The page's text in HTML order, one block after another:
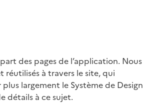
des pages de l’application. Nous
réutilisés à travers le site, qui
largement le Système de Design
détails à ce sujet.